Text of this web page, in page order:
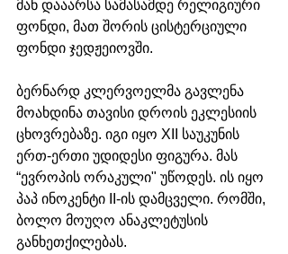
მან დააარსა სამასამდე რელიგიური
ფონდი, მათ შორის ცისტერციული
ფონდი ჯედჟეიოვში.
ბერნარდ კლერვოელმა გავლენა
მოახდინა თავისი დროის ეკლესიის
ცხოვრებაზე. იგი იყო XII საუკუნის
ერთ-ერთი უდიდესი ფიგურა. მას
“ევროპის ორაკული" უწოდეს. ის იყო
პაპ ინოკენტი II-ის დამცველი. რომში,
ბოლო მოუღო ანაკლეტუსის
განხეთქილებას.